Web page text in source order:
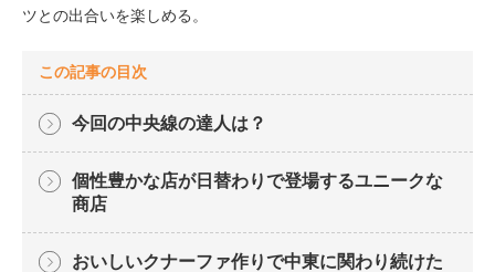
ツとの出合いを楽しめる。
この記事の目次
今回の中央線の達人は？
個性豊かな店が日替わりで登場するユニークな
商店
おいしいクナーファ作りで中東に関わり続けた